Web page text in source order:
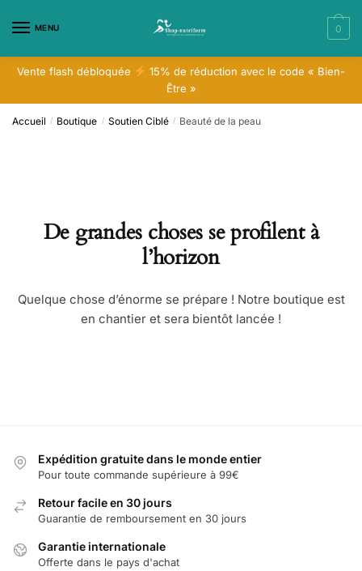
MENU 0
Vente flash débloquée
15% de réduction avec le code « Bien-
Être »
Accueil / Boutique / Soutien Ciblé / Beauté de la peau
De grandes choses se profilent à
l’horizon
Quelque chose d’énorme se prépare ! Notre boutique est
en chantier et sera bientôt lancée !
Expédition gratuite dans le monde entier
Pour toute commande supérieure à 99€
Retour facile en 30 jours
Guarantie de remboursement en 30 jours
Garantie internationale
Offerte dans le pays d'achat